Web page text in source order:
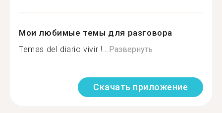
Мои любимые темы для разговора
Temas del diario vivir !...Развернуть
Скачать приложение